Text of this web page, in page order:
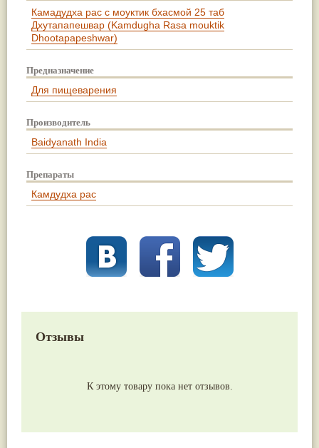
Камадудха рас с моуктик бхасмой 25 таб
Дхутапапешвар (Kamdugha Rasa mouktik
Dhootapapeshwar)
Предназначение
Для пищеварения
Производитель
Baidyanath India
Препараты
Камдудха рас
Отзывы
К этому товару пока нет отзывов.